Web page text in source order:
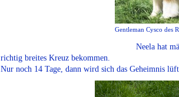
Gentleman Cysco des
Neela hat
richtig breites Kreuz bekommen.
Nur noch 14 Tage, dann wird sich das Geheimnis